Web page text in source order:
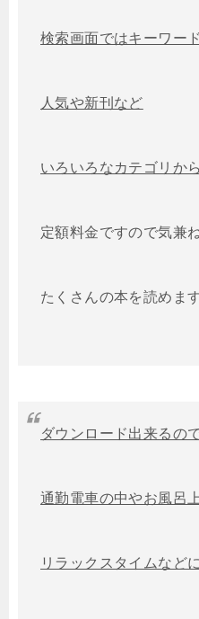
検索画面ではキーワー
人気や新刊など
いろいろなカテゴリか
定額料金ですので気兼
たくさんの本を読めます
ダウンロード出来るので
通勤電車の中やお風呂
リラックスタイムなどに